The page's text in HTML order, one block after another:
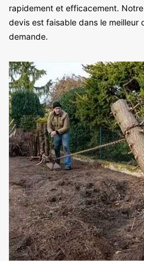
rapidement et efficacement.
devis est faisable dans le
demande.